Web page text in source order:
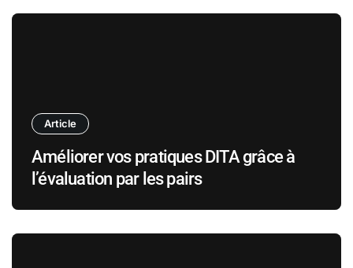
Article
Améliorer vos pratiques DITA grâce à
l’évaluation par les pairs